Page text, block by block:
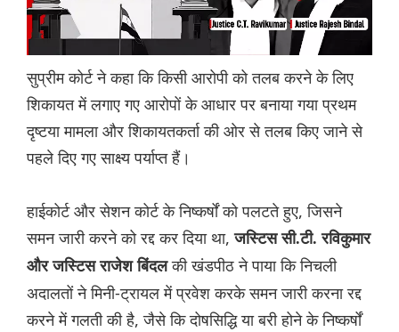
सुप्रीम कोर्ट ने कहा कि किसी आरोपी को तलब करने के लिए
शिकायत में लगाए गए आरोपों के आधार पर बनाया गया प्रथम
दृष्टया मामला और शिकायतकर्ता की ओर से तलब किए जाने से
पहले दिए गए साक्ष्य पर्याप्त हैं।
हाईकोर्ट और सेशन कोर्ट के निष्कर्षों को पलटते हुए, जिसने
समन जारी करने को रद्द कर दिया था,जस्टिस सी.टी. रविकुमार
और जस्टिस राजेश बिंदलकी खंडपीठ ने पाया कि निचली
अदालतों ने मिनी-ट्रायल में प्रवेश करके समन जारी करना रद्द
करने में गलती की है, जैसे कि दोषसिद्धि या बरी होने के निष्कर्षों